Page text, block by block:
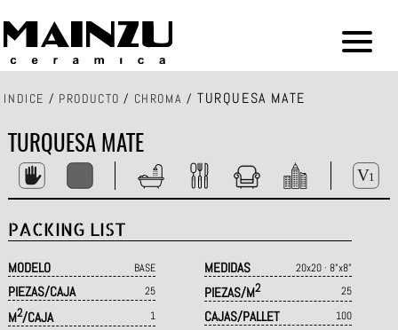
INDICE / PRODUCTO / CHROMA / TURQUESA MATE
TURQUESA MATE
PACKING LIST
MODELO BASE MEDIDAS 20x20 · 8"x8"
PIEZAS/CAJA 25 PIEZAS/M2 25
M2/CAJA 1 CAJAS/PALLET 100